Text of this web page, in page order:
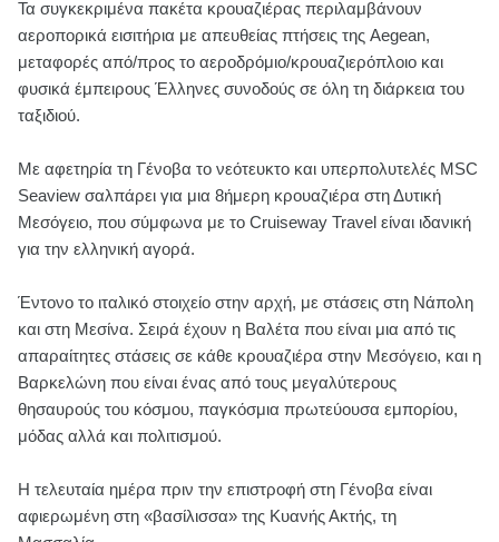
Τα συγκεκριμένα πακέτα κρουαζιέρας περιλαμβάνουν
αεροπορικά εισιτήρια με απευθείας πτήσεις της Aegean,
μεταφορές από/προς το αεροδρόμιο/κρουαζιερόπλοιο και
φυσικά έμπειρους Έλληνες συνοδούς σε όλη τη διάρκεια του
ταξιδιού.
Με αφετηρία τη Γένοβα το νεότευκτο και υπερπολυτελές MSC
Seaview σαλπάρει για μια 8ήμερη κρουαζιέρα στη Δυτική
Μεσόγειο, που σύμφωνα με το Cruiseway Travel είναι ιδανική
για την ελληνική αγορά.
Έντονο το ιταλικό στοιχείο στην αρχή, με στάσεις στη Νάπολη
και στη Μεσίνα. Σειρά έχουν η Βαλέτα που είναι μια από τις
απαραίτητες στάσεις σε κάθε κρουαζιέρα στην Μεσόγειο, και η
Βαρκελώνη που είναι ένας από τους μεγαλύτερους
θησαυρούς του κόσμου, παγκόσμια πρωτεύουσα εμπορίου,
μόδας αλλά και πολιτισμού.
Η τελευταία ημέρα πριν την επιστροφή στη Γένοβα είναι
αφιερωμένη στη «βασίλισσα» της Κυανής Ακτής, τη